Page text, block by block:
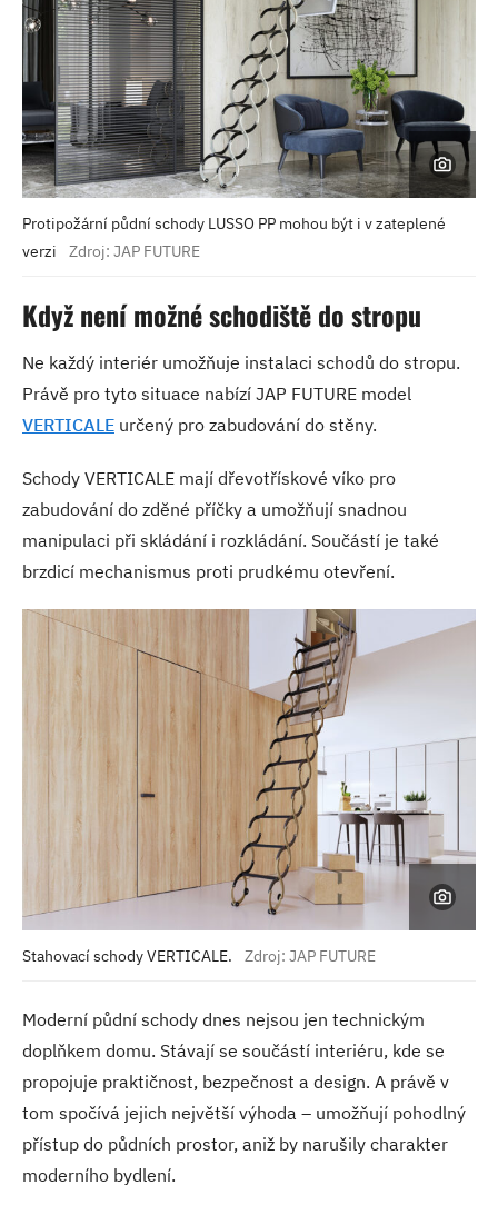
Protipožární půdní schody LUSSO PP mohou být i v zateplené
verzi
Zdroj: JAP FUTURE
Když není možné schodiště do stropu
Ne každý interiér umožňuje instalaci schodů do stropu.
Právě pro tyto situace nabízí JAP FUTURE model
VERTICALE určený pro zabudování do stěny.
Schody VERTICALE mají dřevotřískové víko pro
zabudování do zděné příčky a umožňují snadnou
manipulaci při skládání i rozkládání. Součástí je také
brzdicí mechanismus proti prudkému otevření.
Stahovací schody VERTICALE. Zdroj: JAP FUTURE
Moderní půdní schody dnes nejsou jen technickým
doplňkem domu. Stávají se součástí interiéru, kde se
propojuje praktičnost, bezpečnost a design. A právě v
tom spočívá jejich největší výhoda – umožňují pohodlný
přístup do půdních prostor, aniž by narušily charakter
moderního bydlení.